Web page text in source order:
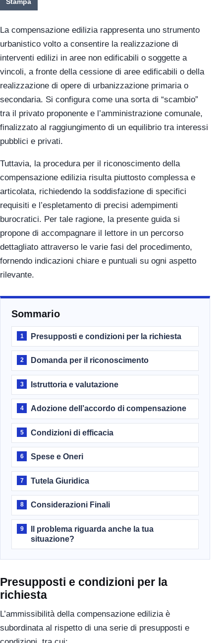
Stampa
La compensazione edilizia rappresenta uno strumento
urbanistico volto a consentire la realizzazione di
interventi edilizi in aree non edificabili o soggette a
vincoli, a fronte della cessione di aree edificabili o della
realizzazione di opere di urbanizzazione primaria o
secondaria. Si configura come una sorta di “scambio”
tra il privato proponente e l’amministrazione comunale,
finalizzato al raggiungimento di un equilibrio tra interessi
pubblici e privati.
Tuttavia, la procedura per il riconoscimento della
compensazione edilizia risulta piuttosto complessa e
articolata, richiedendo la soddisfazione di specifici
requisiti e l’espletamento di precisi adempimenti
burocratici. Per tale ragione, la presente guida si
propone di accompagnare il lettore in un percorso
dettagliato attraverso le varie fasi del procedimento,
fornendo indicazioni chiare e puntuali su ogni aspetto
rilevante.
Sommario
1 Presupposti e condizioni per la richiesta
2 Domanda per il riconoscimento
3 Istruttoria e valutazione
4 Adozione dell’accordo di compensazione
5 Condizioni di efficacia
6 Spese e Oneri
7 Tutela Giuridica
8 Considerazioni Finali
9
Il problema riguarda anche la tua
situazione?
Presupposti e condizioni per la
richiesta
L’ammissibilità della compensazione edilizia è
subordinata al rispetto di una serie di presupposti e